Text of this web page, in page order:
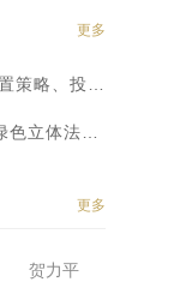
更多
与管理之道”
”高端研讨会
更多
贺力平